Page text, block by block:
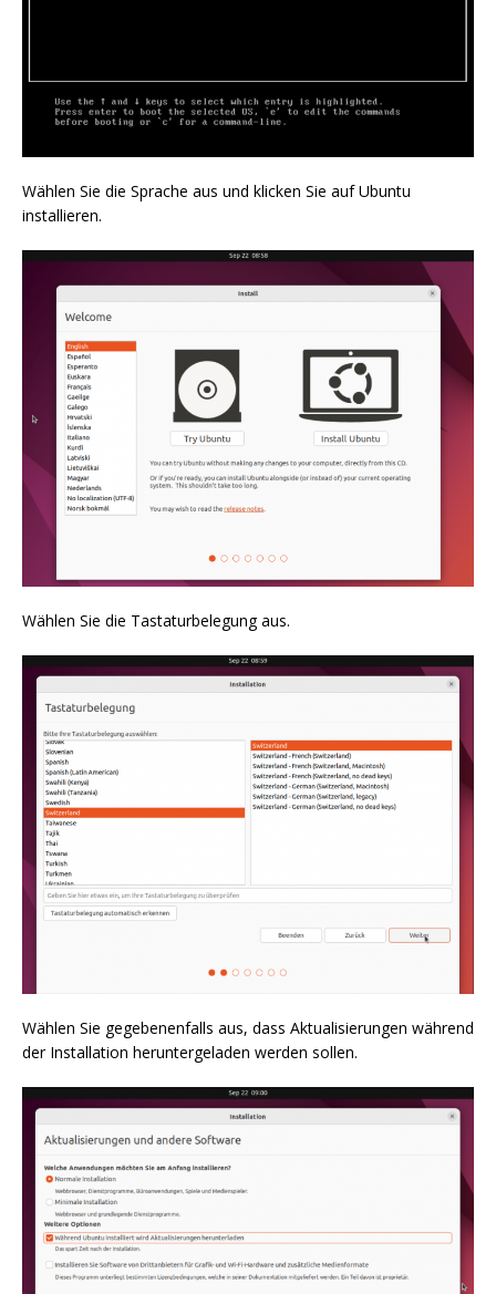
Wählen Sie die Sprache aus und klicken Sie auf Ubuntu
installieren.
Wählen Sie die Tastaturbelegung aus.
Wählen Sie gegebenenfalls aus, dass Aktualisierungen während
der Installation heruntergeladen werden sollen.